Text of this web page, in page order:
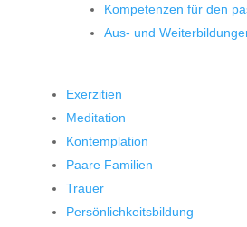
Kompetenzen für den
Aus- und
Exerzitien
Meditation
Kontemplation
Paare Familien
Trauer
Persönlichkeitsbildung